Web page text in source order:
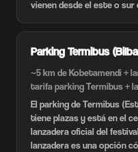
vienen desde el este o sur
Parking Termibus
~5 km de Kobetamendi +
tarifa parking Termibus +
El parking de Termibus
tiene plazas y está en el
lanzadera oficial del
lanzadera es una opción